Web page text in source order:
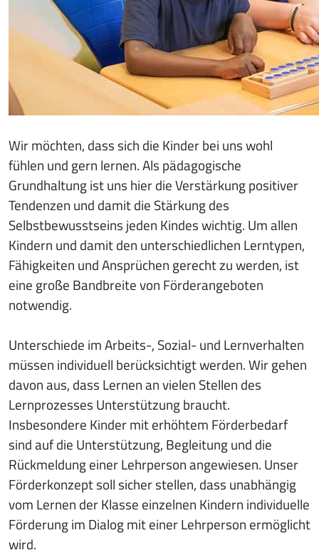
Wir möchten, dass sich die Kinder bei uns wohl
fühlen und gern lernen. Als pädagogische
Grundhaltung ist uns hier die Verstärkung positiver
Tendenzen und damit die Stärkung des
Selbstbewusstseins jeden Kindes wichtig. Um allen
Kindern und damit den unterschiedlichen Lerntypen,
Fähigkeiten und Ansprüchen gerecht zu werden, ist
eine große Bandbreite von Förderangeboten
notwendig.
Unterschiede im Arbeits-, Sozial- und Lernverhalten
müssen individuell berücksichtigt werden. Wir gehen
davon aus, dass Lernen an vielen Stellen des
Lernprozesses Unterstützung braucht.
Insbesondere Kinder mit erhöhtem Förderbedarf
sind auf die Unterstützung, Begleitung und die
Rückmeldung einer Lehrperson angewiesen. Unser
Förderkonzept soll sicher stellen, dass unabhängig
vom Lernen der Klasse einzelnen Kindern individuelle
Förderung im Dialog mit einer Lehrperson ermöglicht
wird.